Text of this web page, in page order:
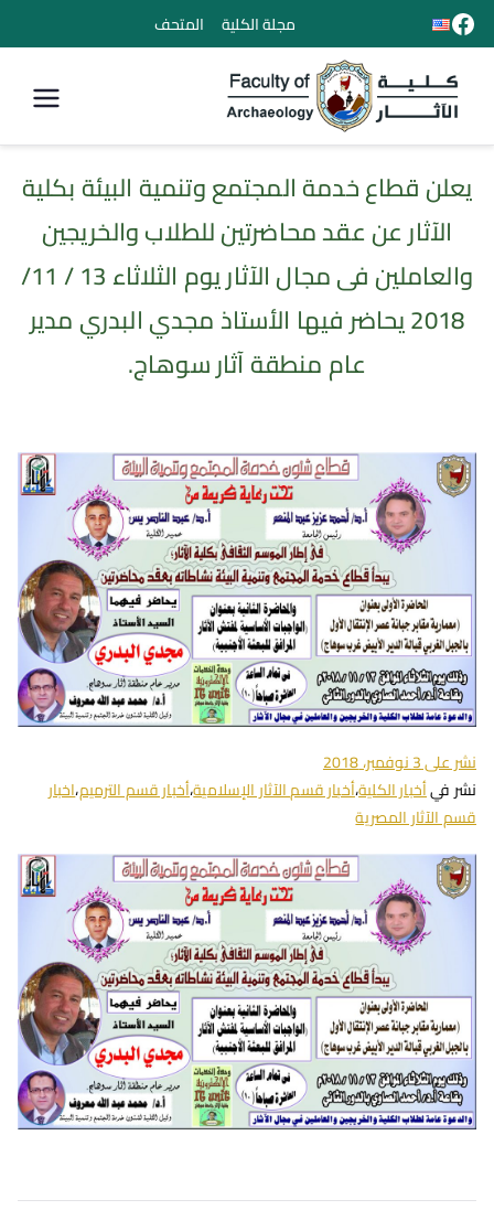
مجلة الكلية المتحف
كلية الأثار
يعلن قطاع خدمة المجتمع وتنمية البيئة بكلية
الآثار عن عقد محاضرتين للطلاب والخريجين
والعاملين فى مجال الآثار يوم الثلاثاء 13 / 11/
2018 يحاضر فيها الأستاذ مجدي البدري مدير
عام منطقة آثار سوهاج.
نشر على3 نوفمبر، 2018
نشر فيأخبار الكلية،أخبار قسم الآثار الإسلامية،أخبار قسم الترميم،اخبار
قسم الآثار المصرية